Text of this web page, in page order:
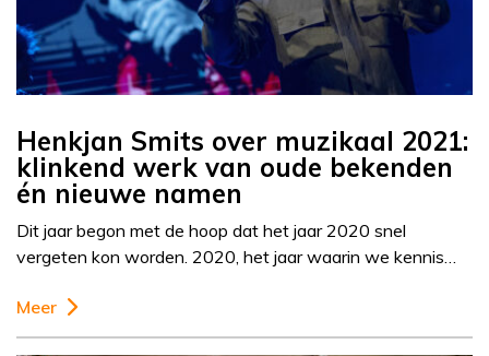
Henkjan Smits over muzikaal 2021:
klinkend werk van oude bekenden
én nieuwe namen
Dit jaar begon met de hoop dat het jaar 2020 snel
vergeten kon worden. 2020, het jaar waarin we kennis…
Meer